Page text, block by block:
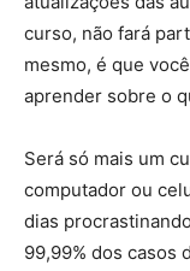
curso, não fará
mesmo, é que
aprender sobre o
Será só mais um
computador ou
dias
99,99% dos casos